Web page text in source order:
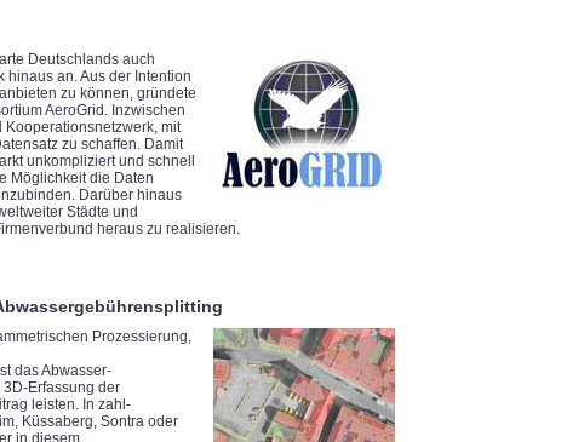
Deutschlands auch
an. Aus der Intention
zu können, gründete
AeroGrid. Inzwischen
Kooperationsnetzwerk, mit
zu schaffen. Damit
unkompliziert und schnell
Möglichkeit die Daten
Darüber hinaus
Städte und
heraus zu realisieren.
Prozessierung,
das Abwasser-
Erfassung der
leisten. In zahl-
Küssaberg, Sontra oder
in diesem